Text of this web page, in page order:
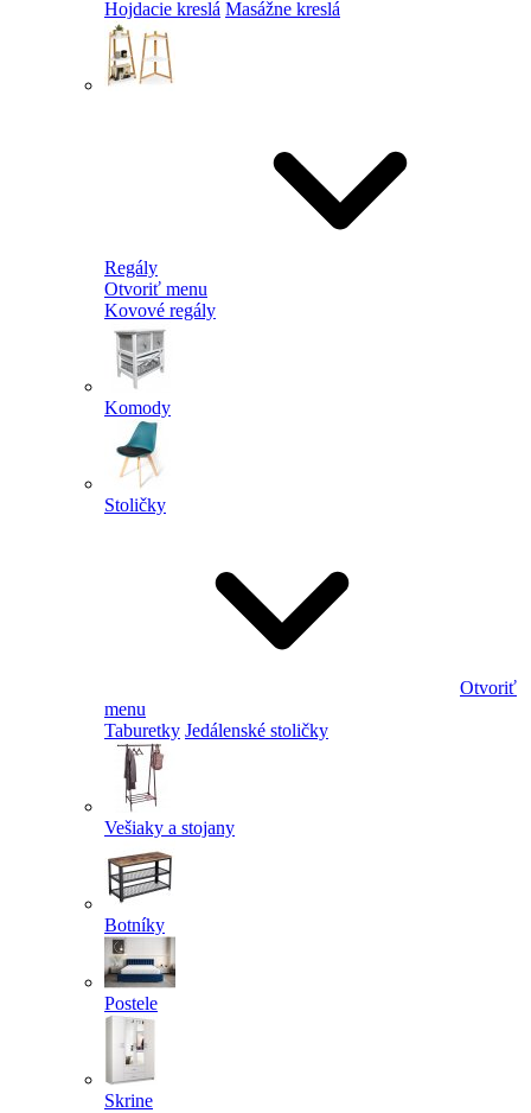
Hojdacie kreslá Masážne kreslá
Regály
Otvoriť menu
Kovové regály
Komody
Stoličky
Otvoriť
menu
Taburetky Jedálenské stoličky
Vešiaky a stojany
Botníky
Postele
Skrine